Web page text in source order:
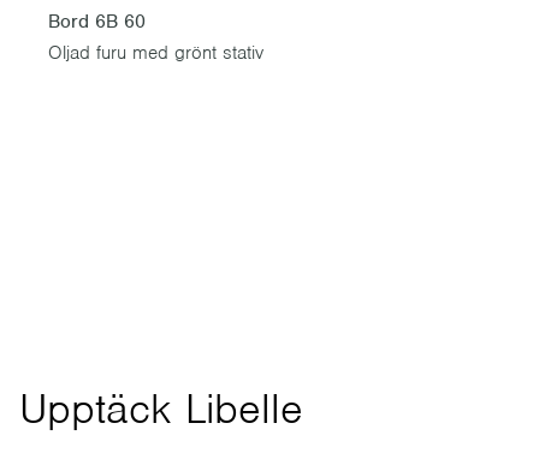
Bord 6B 60
Oljad furu med grönt stativ
Upptäck Libelle